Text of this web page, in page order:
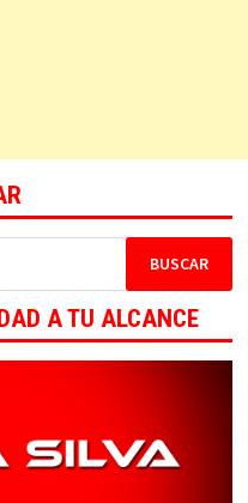
A TU ALCANCE